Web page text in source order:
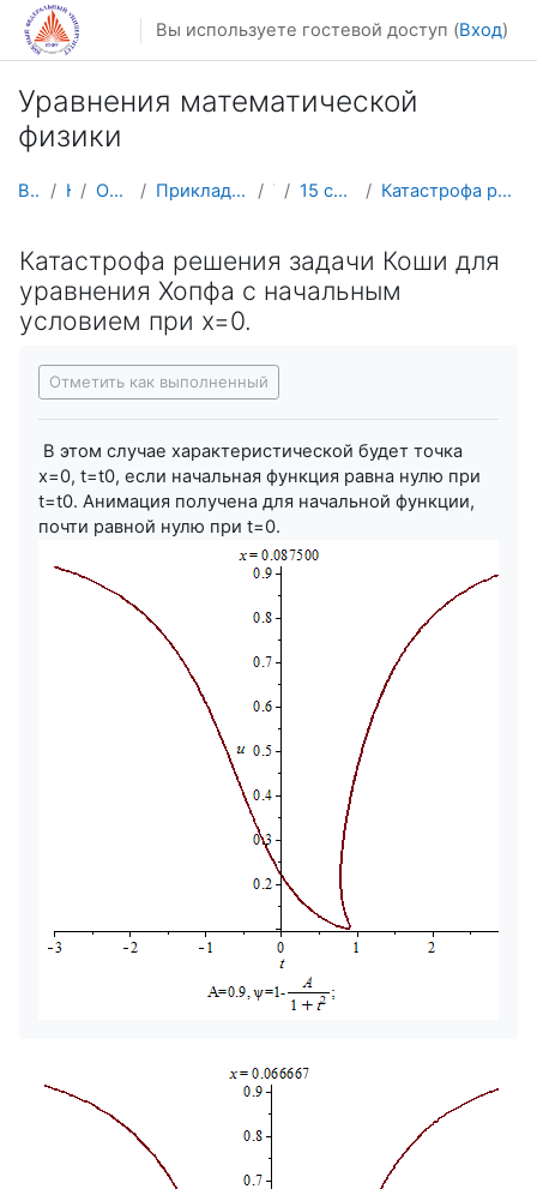
Перейти к основному содержанию
Вы используете гостевой доступ (Вход)
Уравнения математической
физики
В начало Курсы Осенний семестр Прикладная математика и информатика УМФ 15 сентября - 21 сентября Катастрофа решения задачи Коши для уравнения Хопфа...
Катастрофа решения задачи Коши для
уравнения Хопфа с начальным
условием при x=0.
Отметить как выполненный
В этом случае характеристической будет точка
x=0, t=t0, если начальная функция равна нулю при
t=t0. Анимация получена для начальной функции,
почти равной нулю при t=0.